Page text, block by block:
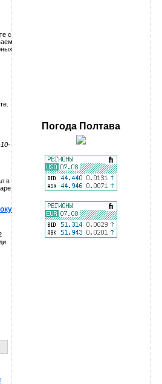
с
в
Погода Полтава